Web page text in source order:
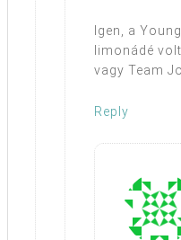
Igen, a
limonádé
vagy Team
Reply